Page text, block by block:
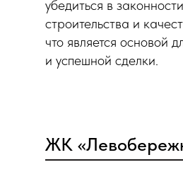
убедиться в законности
строительства и
что является основой
и успешной сделки.
ЖК